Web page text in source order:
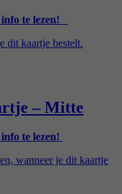
te lezen!
dit kaartje bestelt.
– Mitte
te lezen!
wanneer je dit kaartje